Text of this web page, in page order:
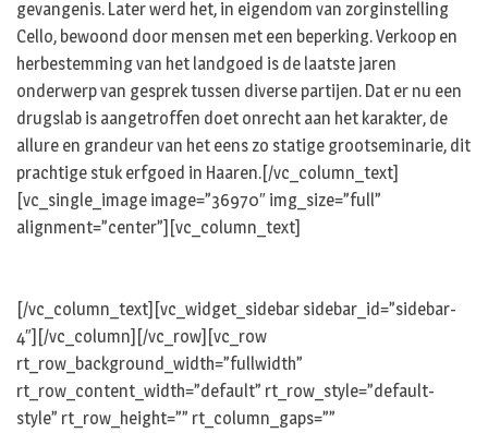
gevangenis. Later werd het, in eigendom van zorginstelling
Cello, bewoond door mensen met een beperking. Verkoop en
herbestemming van het landgoed is de laatste jaren
onderwerp van gesprek tussen diverse partijen. Dat er nu een
drugslab is aangetroffen doet onrecht aan het karakter, de
allure en grandeur van het eens zo statige grootseminarie, dit
prachtige stuk erfgoed in Haaren.[/vc_column_text]
[vc_single_image image=”36970″ img_size=”full”
alignment=”center”][vc_column_text]
[/vc_column_text][vc_widget_sidebar sidebar_id=”sidebar-
4″][/vc_column][/vc_row][vc_row
rt_row_background_width=”fullwidth”
rt_row_content_width=”default” rt_row_style=”default-
style” rt_row_height=”” rt_column_gaps=””